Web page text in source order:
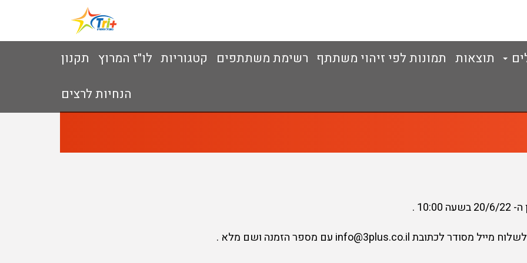
תוצאות תמונות לפי זיהוי משתתף רשימת משתתפים קטגוריות לו"ז המרוץ תקנון
הנחיות לרצים